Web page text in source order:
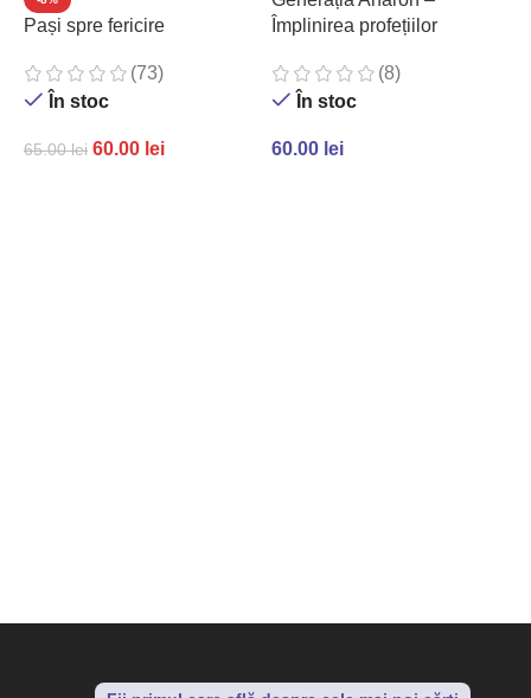
Pași spre fericire
(73)
În stoc
65.00lei 60.00 lei
Împlinirea profețiilor
(8)
În stoc
60.00 lei